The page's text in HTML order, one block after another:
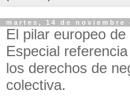
martes, 14 de noviembre
El pilar europeo
Especial
los derechos de
colectiva.